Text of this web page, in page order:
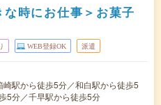
時にお仕事＞お菓子
WEB登録OK 派遣
駅から徒歩5分／和白駅から徒歩5
5分／千早駅から徒歩5分